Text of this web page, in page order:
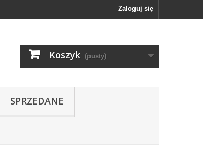
Zaloguj się
Koszyk (pusty)
SPRZEDANE